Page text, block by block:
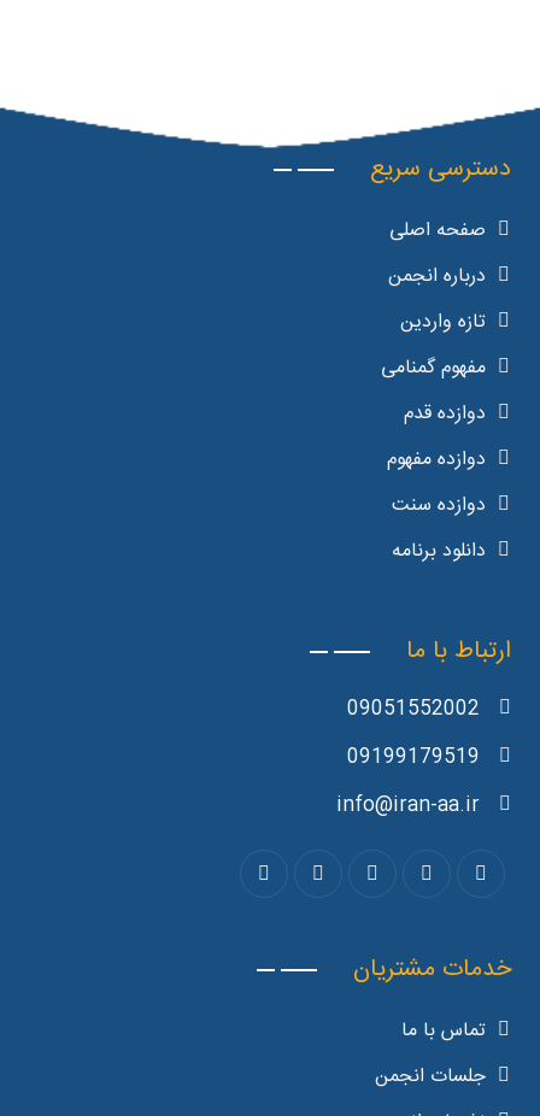
دسترسی سریع
صفحه اصلی
درباره انجمن
تازه واردین
مفهوم گمنامی
دوازده قدم
دوازده مفهوم
دوازده سنت
دانلود برنامه
ارتباط با ما
09051552002
09199179519
info@iran-aa.ir
خدمات مشتریان
تماس با ما
جلسات انجمن